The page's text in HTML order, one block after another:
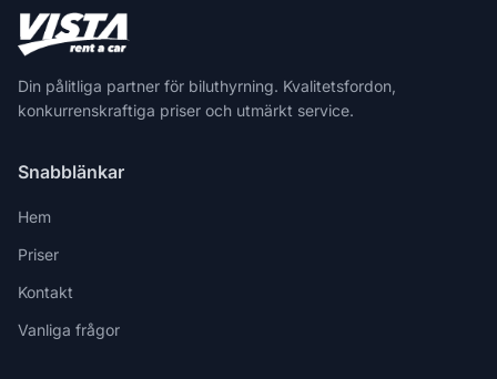
Din pålitliga partner för biluthyrning. Kvalitetsfordon,
konkurrenskraftiga priser och utmärkt service.
Snabblänkar
Hem
Priser
Kontakt
Vanliga frågor